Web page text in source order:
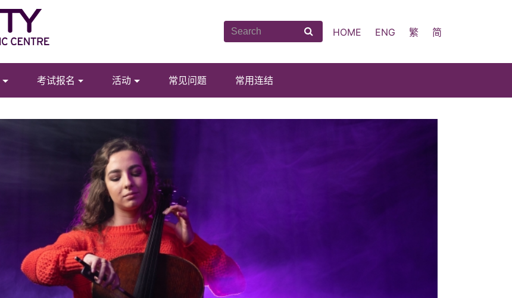
HOME ENG 繁 简
考试报名 活动 常见问题 常用连结